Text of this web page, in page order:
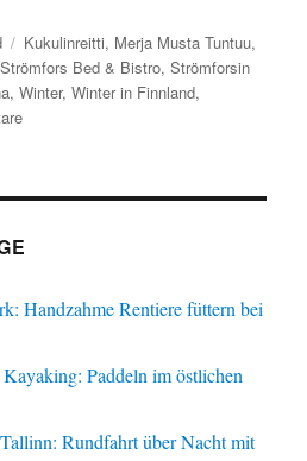
Schlagwörter
Kukulinreitti, Merja Musta Tuntuu,
Strömfors Bed & Bistro,Strömforsin
,Winter,Winter in Finnland,
Finnland:
Waldweg
Handzahme Rentiere füttern bei
Paddeln im östlichen
Rundfahrt über Nacht mit